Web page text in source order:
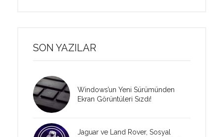
SON YAZILAR
Windows’un Yeni Sürümünden
Ekran Görüntüleri Sızdı!
Jaguar ve Land Rover, Sosyal